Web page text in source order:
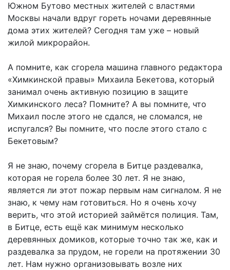
Южном Бутово местных жителей с властями
Москвы начали вдруг гореть ночами деревянные
дома этих жителей? Сегодня там уже – новый
жилой микрорайон.
А помните, как сгорела машина главного редактора
«Химкинской правы» Михаила Бекетова, который
занимал очень активную позицию в защите
Химкинского леса? Помните? А вы помните, что
Михаил после этого не сдался, не сломался, не
испугался? Вы помните, что после этого стало с
Бекетовым?
Я не знаю, почему сгорела в Битце раздевалка,
которая не горела более 30 лет. Я не знаю,
является ли этот пожар первым нам сигналом. Я не
знаю, к чему нам готовиться. Но я очень хочу
верить, что этой историей займётся полиция. Там,
в Битце, есть ещё как минимум несколько
деревянных домиков, которые точно так же, как и
раздевалка за прудом, не горели на протяжении 30
лет. Нам нужно организовывать возле них